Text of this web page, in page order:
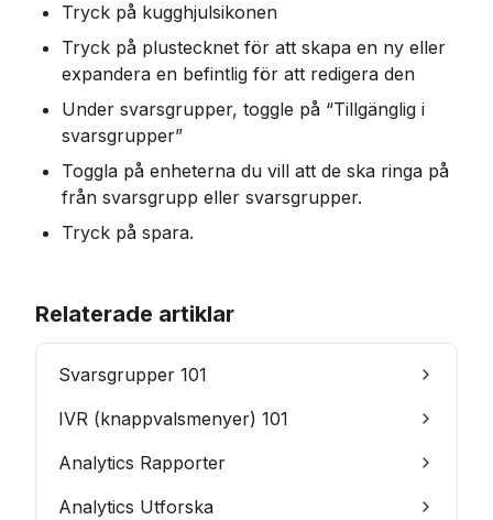
Tryck på kugghjulsikonen
Tryck på plustecknet för att skapa en ny eller
expandera en befintlig för att redigera den
Under svarsgrupper, toggle på “Tillgänglig i
svarsgrupper”
Toggla på enheterna du vill att de ska ringa på
från svarsgrupp eller svarsgrupper.
Tryck på spara.
Relaterade artiklar
Svarsgrupper 101
IVR (knappvalsmenyer) 101
Analytics Rapporter
Analytics Utforska